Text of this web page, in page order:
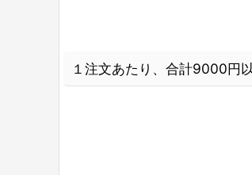
１注文あたり、合計9000円